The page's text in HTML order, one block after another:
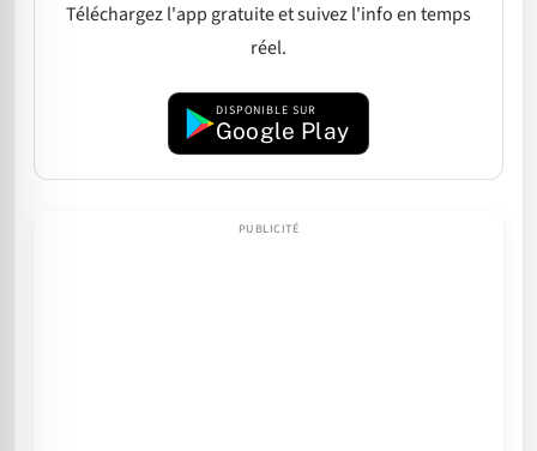
Téléchargez l'app gratuite et suivez l'info en temps
réel.
DISPONIBLE SUR
Google Play